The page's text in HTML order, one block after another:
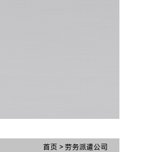
首页 > 劳务派遣公司